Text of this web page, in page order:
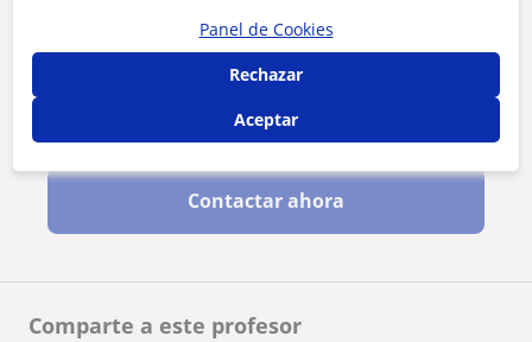
Comparte a este profesor
Al hacer clic, aceptas nuestroaviso legal
Contactar ahora
Panel de Cookies
Rechazar
Aceptar